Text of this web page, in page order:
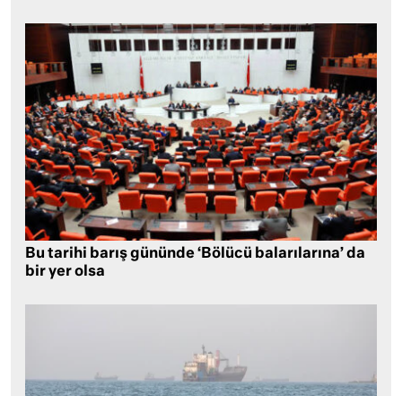
Bu tarihi barış gününde ‘Bölücü balarılarına’ da
bir yer olsa